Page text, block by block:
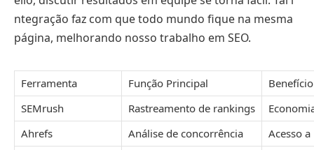
ntegração faz com que todo mundo fique na mesma
página, melhorando nosso trabalho em SEO.
Ferramenta Função Principal
Benefício
SEMrush
Rastreamento de rankings
Ahrefs
Análise de concorrência
Acesso